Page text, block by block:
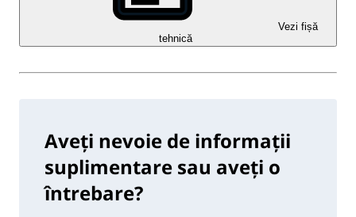
Vezi fișă
tehnică
Aveți nevoie de informații
suplimentare sau aveți o
întrebare?